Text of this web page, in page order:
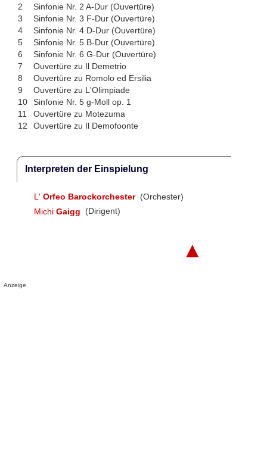
2
Sinfonie Nr. 2 A-Dur (Ouvertüre)
3
Sinfonie Nr. 3 F-Dur (Ouvertüre)
4
Sinfonie Nr. 4 D-Dur (Ouvertüre)
5
Sinfonie Nr. 5 B-Dur (Ouvertüre)
6
Sinfonie Nr. 6 G-Dur (Ouvertüre)
7
Ouvertüre zu Il Demetrio
8
Ouvertüre zu Romolo ed Ersilia
9
Ouvertüre zu L'Olimpiade
10
Sinfonie Nr. 5 g-Moll op. 1
11
Ouvertüre zu Motezuma
12
Ouvertüre zu Il Demofoonte
Interpreten der Einspielung
L' Orfeo Barockorchester (Orchester)
Michi Gaigg (Dirigent)
▲
Anzeige